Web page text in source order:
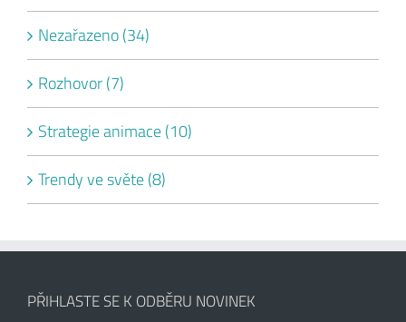
Nezařazeno (34)
Rozhovor (7)
Strategie animace (10)
Trendy ve světe (8)
PŘIHLASTE SE K ODBĚRU NOVINEK